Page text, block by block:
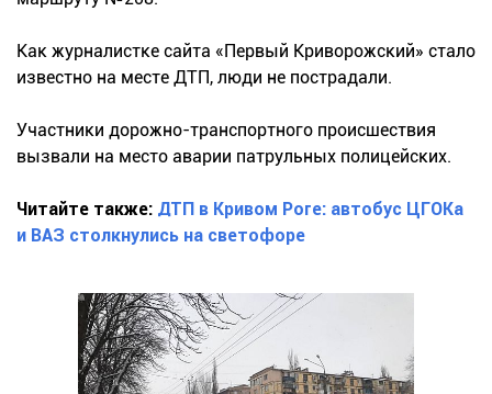
Как журналистке сайта «Первый Криворожский» стало
известно на месте ДТП, люди не пострадали.
Участники дорожно-транспортного происшествия
вызвали на место аварии патрульных полицейских.
Читайте также: ДТП в Кривом Роге: автобус ЦГОКа
и ВАЗ столкнулись на светофоре